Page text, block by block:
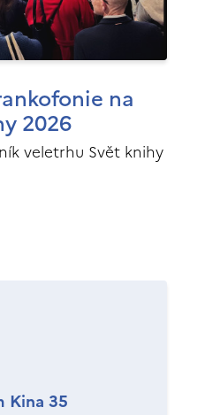
na
2026
veletrhu Svět knihy
Kina 35